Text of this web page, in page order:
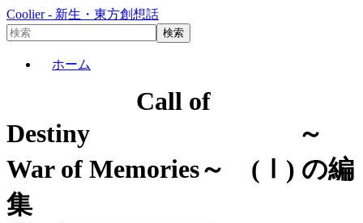
Coolier - 新生・東方創想話
ホーム
Call of
Destiny ～
War of Memories～ (Ⅰ) の編
集